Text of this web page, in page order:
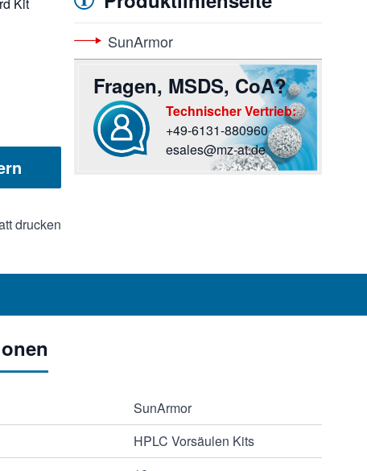
drucken
SunArmor
Fragen, MSDS, CoA?
Sie haben Fragen? Rufen Sie uns an oder
Technischer Vertrieb:
+49-6131-880960
esales@mz-at.de
SunArmor
HPLC Vorsäulen Kits